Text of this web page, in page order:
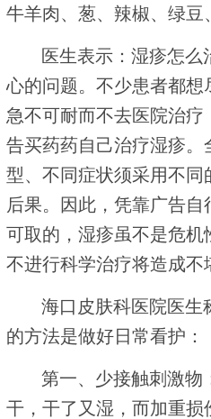
牛羊肉、葱、辣椒、绿豆
医生表示：湿疹怎么
心的问题。不少患者都
急不可耐而不去医院治
告买药药自己治疗湿疹
型、不同症状须采用不同
后果。因此，凭靠广告
可取的，湿疹虽不是危机
不进行科学治疗将造成不
海口皮肤科医院医生
的方法是做好日常看护：
第一、少接触刺激物
干，干了又湿，而加重损